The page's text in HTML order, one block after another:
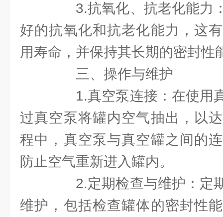
3.抗氧化、抗老化能力
好的抗氧化和抗老化能力，这
用寿命，并保持其长期的密封性
三、操作与维护
1.真空泵连接：在使用
过真空泵将罐内空气抽出，以
程中，真空泵与真空罐之间的
防止空气重新进入罐内。
2.定期检查与维护：定
维护，包括检查罐体的密封性